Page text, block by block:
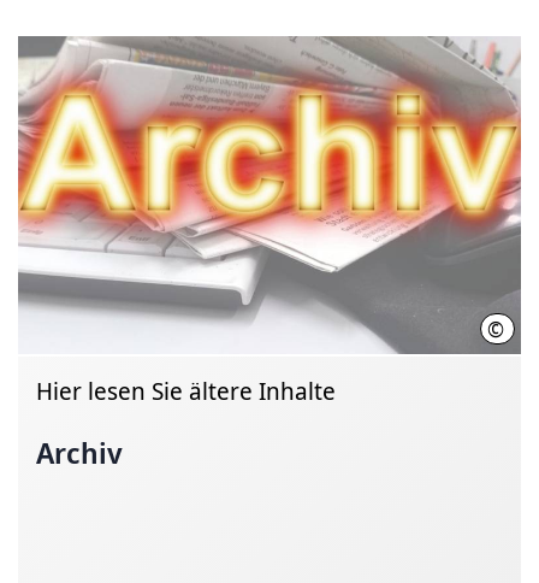
©
Hier lesen Sie ältere Inhalte
Archiv